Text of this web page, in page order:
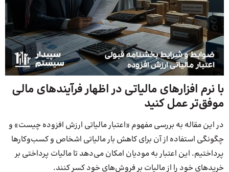
با نرم‌ افزارهای مالیاتی در اظهار فرآیند‌های مالی
موفق‌تر عمل کنید
در این مقاله به بررسی مفهوم «اعتبار مالیاتی ارزش افزوده چیست» و
چگونگی استفاده از آن برای کاهش بار مالیاتی اشخاص و کسب‌وکارها
پرداختیم. این اعتبار به مودیان امکان می‌دهد تا مالیات پرداختی بر
خریدهای خود را از مالیات بر فروش‌های خود کسر کنند.